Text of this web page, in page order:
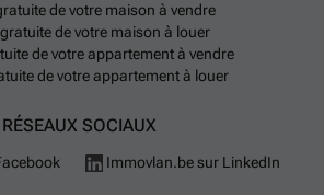
de votre maison à vendre
de votre maison à louer
de votre appartement à vendre
de votre appartement à louer
RÉSEAUX SOCIAUX
Immovlan.be sur LinkedIn